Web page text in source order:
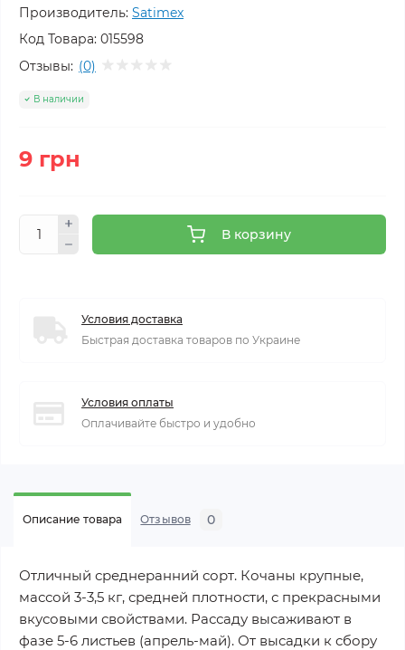
Производитель: Satimex
Код Товара: 015598
Отзывы: (0)
В наличии
9 грн
В корзину
Условия доставка
Быстрая доставка товаров по Украине
Условия оплаты
Оплачивайте быстро и удобно
Описание товара Отзывов 0
Отличный среднеранний сорт. Кочаны крупные,
массой 3-3,5 кг, средней плотности, с прекрасными
вкусовыми свойствами. Рассаду высаживают в
фазе 5-6 листьев (апрель-май). От высадки к сбору